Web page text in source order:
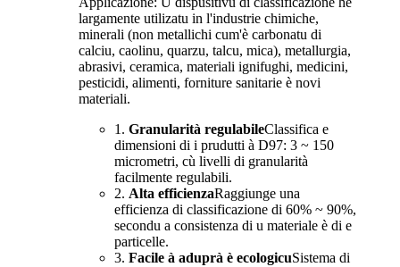
largamente utilizatu in l'industrie chimiche,
minerali (non metallichi cum'è carbonatu di
calciu, caolinu, quarzu, talcu, mica), metallurgia,
abrasivi, ceramica, materiali ignifughi, medicini,
pesticidi, alimenti, forniture sanitarie è novi
materiali.
1. Granularità regulabileClassifica e
dimensioni di i prudutti à D97: 3 ~ 150
micrometri, cù livelli di granularità
facilmente regulabili.
2. Alta efficienzaRaggiunge una
efficienza di classificazione di 60% ~ 90%,
secondu a consistenza di u materiale è di e
particelle.
3. Facile à aduprà è ecologicuSistema di